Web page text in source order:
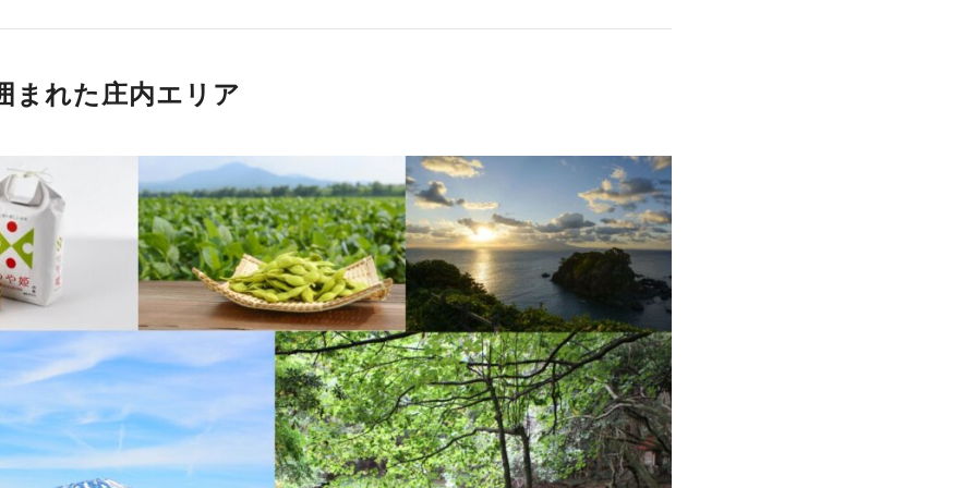
まれた庄内エリア